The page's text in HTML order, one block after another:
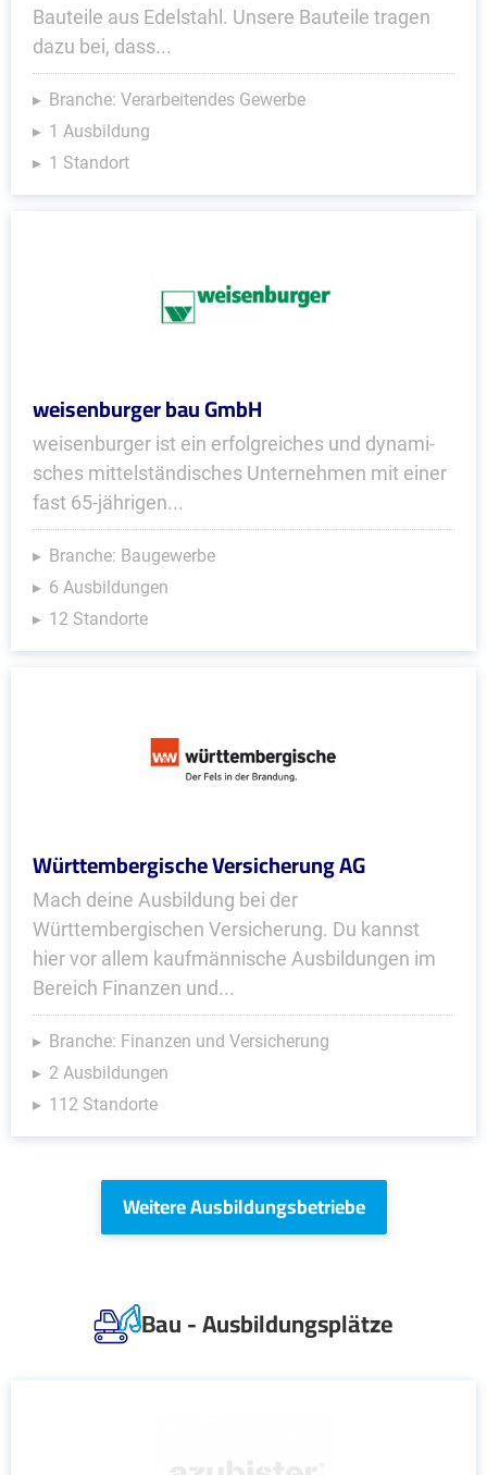
Bauteile aus Edelstahl. Unsere Bauteile tragen
dazu bei, dass...
Branche: Verarbeitendes Gewerbe
1 Ausbildung
1 Standort
weisenburger bau GmbH
weisenburger ist ein er­folg­rei­ches und dy­na­mi­
sches mit­tel­stän­di­sches Un­ter­neh­men mit einer
fast 65-jährigen...
Branche: Baugewerbe
6 Ausbildungen
12 Standorte
Württembergische Versicherung AG
Mach deine Ausbildung bei der
Württembergischen Versicherung. Du kannst
hier vor allem kaufmännische Ausbildungen im
Bereich Finanzen und...
Branche: Finanzen und Versicherung
2 Ausbildungen
112 Standorte
Weitere Ausbildungsbetriebe
Bau - Ausbildungsplätze